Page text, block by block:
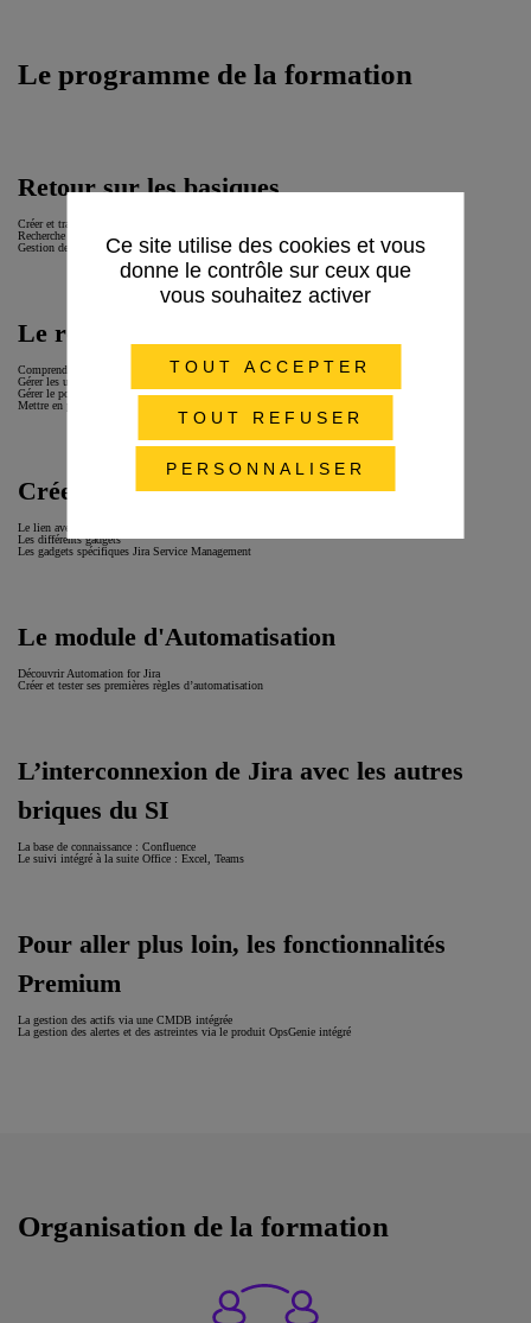
Le programme de la formation
Retour sur les basiques
Créer et traiter un ticket
Recherche basique et avancée
Gestion des filtres
Le rôle de gestionnaire de projet
Comprendre la construction d’un projet Jira Service Management
Gérer les utilisateurs, les organisations, les autorisations et les notifications clients
Gérer le portail client, les types de demandes proposées et les formulaires associés
Mettre en places les SLA et les piloter via les rapports natifs
Créer un tableau de bord
Le lien avec les filtres
Les différents gadgets
Les gadgets spécifiques Jira Service Management
Le module d'Automatisation
Découvrir Automation for Jira
Créer et tester ses premières règles d’automatisation
L’interconnexion de Jira avec les autres
briques du SI
La base de connaissance : Confluence
Le suivi intégré à la suite Office : Excel, Teams
Pour aller plus loin, les fonctionnalités
Premium
La gestion des actifs via une CMDB intégrée
La gestion des alertes et des astreintes via le produit OpsGenie intégré
Organisation de la formation
Ce site utilise des cookies et vous
donne le contrôle sur ceux que
vous souhaitez activer
TOUT ACCEPTER
TOUT REFUSER
PERSONNALISER